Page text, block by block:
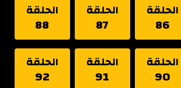
الحلقة
86
الحلقة
87
الحلقة
88
الحلقة
90
الحلقة
91
الحلقة
92